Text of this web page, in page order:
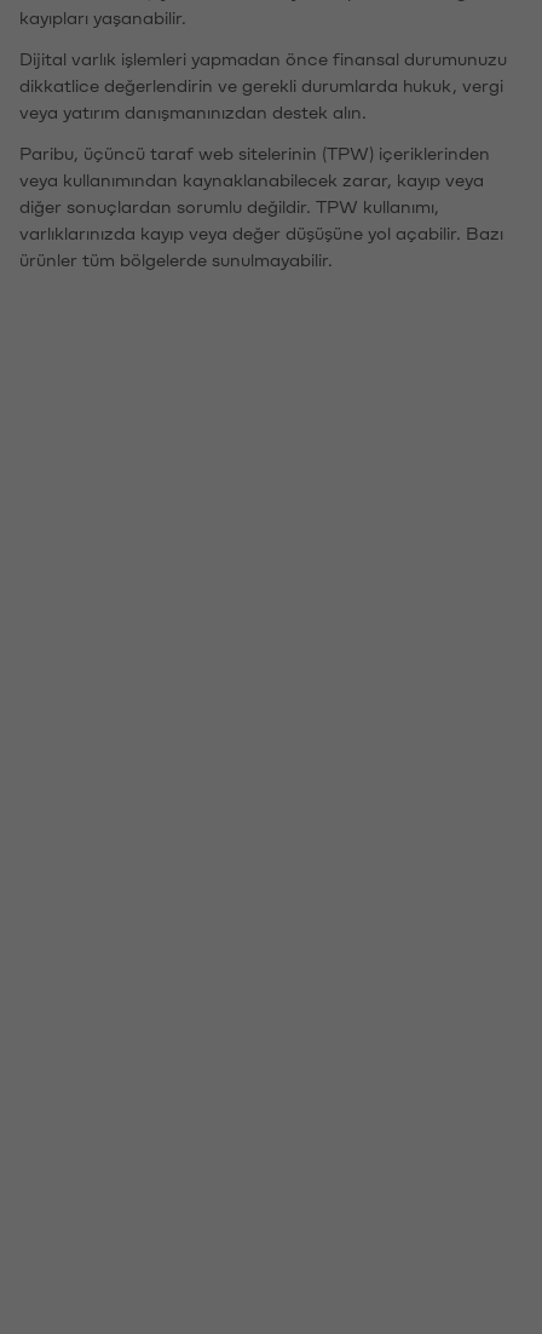
kayıpları yaşanabilir.
Dijital varlık işlemleri yapmadan önce finansal durumunuzu
dikkatlice değerlendirin ve gerekli durumlarda hukuk, vergi
veya yatırım danışmanınızdan destek alın.
Paribu, üçüncü taraf web sitelerinin (TPW) içeriklerinden
veya kullanımından kaynaklanabilecek zarar, kayıp veya
diğer sonuçlardan sorumlu değildir. TPW kullanımı,
varlıklarınızda kayıp veya değer düşüşüne yol açabilir. Bazı
ürünler tüm bölgelerde sunulmayabilir.